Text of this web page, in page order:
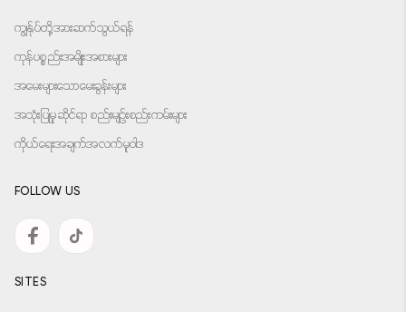
ကျွန်ုပ်တို့အားဆက်သွယ်ရန်
ကုန်ပစ္စည်းအမျိုးအစားများ
အမေးများသောမေးခွန်းများ
အသုံးပြုမှုဆိုင်ရာ စည်းမျဉ်းစည်းကမ်းများ
ကိုယ်ရေးအချက်အလက်မူဝါဒ
FOLLOW US
SITES